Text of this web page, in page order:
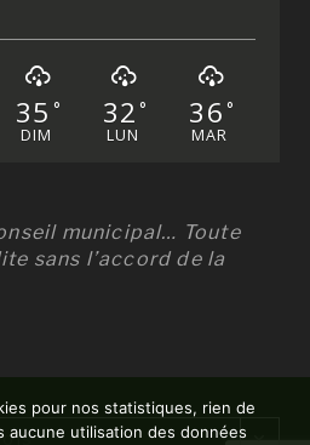
35 °
DIM
32 °
LUN
36 °
MAR
municipal… Toute
sans l’accord de la
pour nos statistiques, rien de
aucune utilisation des données